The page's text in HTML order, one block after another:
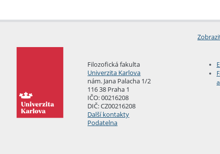
Filozofická fakulta
Univerzita Karlova
nám. Jana Palacha 1/2
116 38 Praha 1
IČO: 00216208
DIČ: CZ00216208
Další kontakty
Podatelna